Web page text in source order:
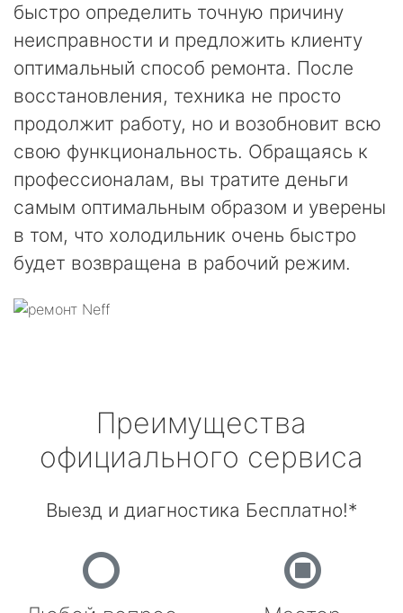
быстро определить точную причину
неисправности и предложить клиенту
оптимальный способ ремонта. После
восстановления, техника не просто
продолжит работу, но и возобновит всю
свою функциональность. Обращаясь к
профессионалам, вы тратите деньги
самым оптимальным образом и уверены
в том, что холодильник очень быстро
будет возвращена в рабочий режим.
Преимущества
официального сервиса
Выезд и диагностика Бесплатно!*